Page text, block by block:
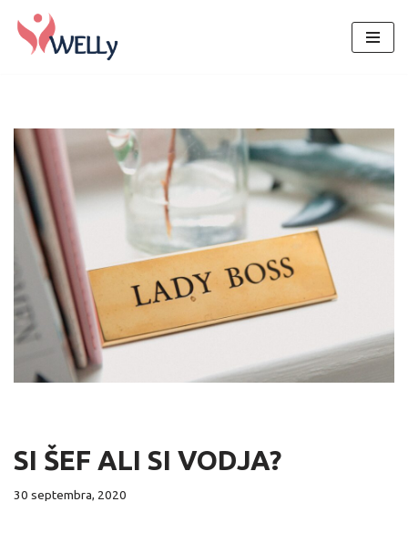
Skoči
SI ŠEF ALI SI VODJA?
30 septembra, 2020